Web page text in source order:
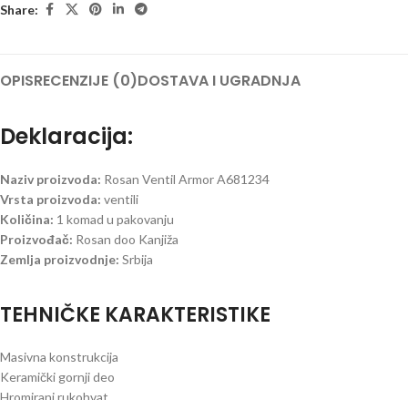
Share:
OPISRECENZIJE (0)DOSTAVA I UGRADNJA
Deklaracija:
Naziv proizvoda: Rosan Ventil Armor A681234
Vrsta proizvoda: ventili
Količina: 1 komad u pakovanju
Proizvođač: Rosan doo Kanjiža
Zemlja proizvodnje: Srbija
TEHNIČKE KARAKTERISTIKE
Masivna konstrukcija
Keramički gornji deo
Hromirani rukohvat